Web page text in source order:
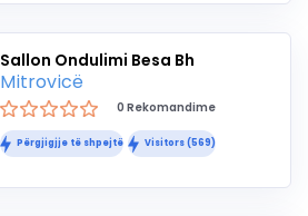
Sallon Ondulimi Besa Bh
Mitrovicë
0 Rekomandime
Përgjigjje të shpejtë Visitors (569)